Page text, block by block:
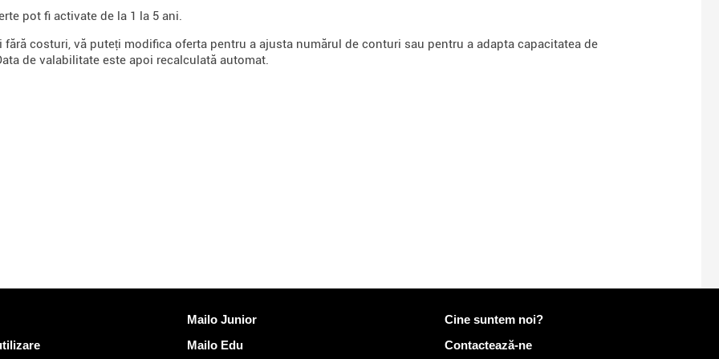
pot fi activate de la 1 la 5 ani.
fără costuri, vă puteți modifica oferta pentru a ajusta numărul de conturi sau pentru a adapta capacitatea de
de valabilitate este apoi recalculată automat.
Descoperi Mailo
Mailo Junior
Mailo Edu
Mai multe informații despre Mailo
Cine suntem noi?
Contactează-ne